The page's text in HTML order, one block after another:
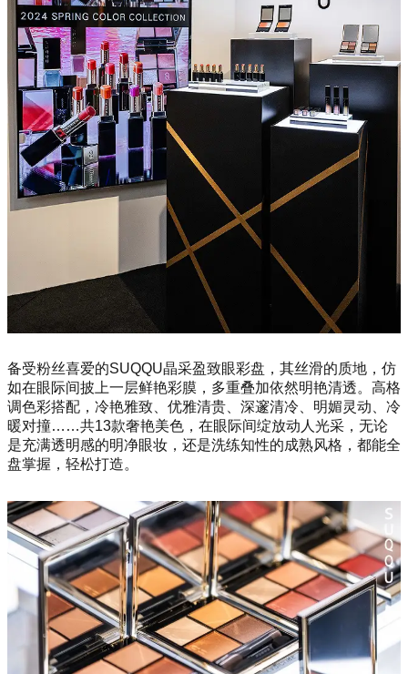
备受粉丝喜爱的SUQQU晶采盈致眼彩盘，其丝滑的质地，仿
如在眼际间披上一层鲜艳彩膜，多重叠加依然明艳清透。高格
调色彩搭配，冷艳雅致、优雅清贵、深邃清冷、明媚灵动、冷
暖对撞……共13款奢艳美色，在眼际间绽放动人光采，无论
是充满透明感的明净眼妆，还是洗练知性的成熟风格，都能全
盘掌握，轻松打造。